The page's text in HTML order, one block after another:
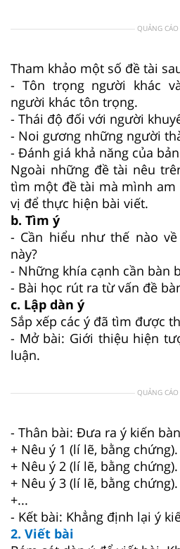
QUẢNG CÁO
Tham khảo một số đề tài
- Tôn trọng người khác
người khác tôn trọng.
- Thái độ đối với người
- Noi gương những người
- Đánh giá khả năng của
Ngoài những đề tài nêu
tìm một đề tài mà mình am
vị để thực hiện bài viết.
b. Tìm ý
- Cần hiểu như thế nào
này?
- Những khía cạnh cần bàn
- Bài học rút ra từ vấn đề
c. Lập dàn ý
Sắp xếp các ý đã tìm được
- Mở bài: Giới thiệu hiện
luận.
QUẢNG CÁO
- Thân bài: Đưa ra ý kiến
+ Nêu ý 1 (lí lẽ, bằng chứng).
+ Nêu ý 2 (lí lẽ, bằng chứng).
+ Nêu ý 3 (lí lẽ, bằng chứng).
+...
- Kết bài: Khẳng định lại ý
2. Viết bài